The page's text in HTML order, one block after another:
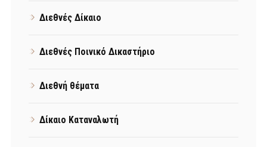
Διεθνές Δίκαιο
Διεθνές Ποινικό Δικαστήριο
Διεθνή θέματα
Δίκαιο Καταναλωτή